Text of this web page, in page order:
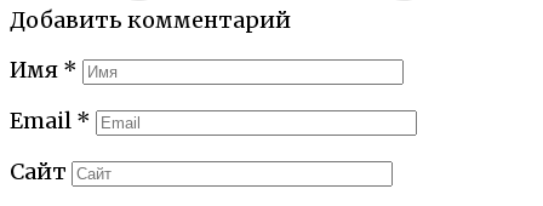
Добавить комментарий
Имя *
Email *
Сайт